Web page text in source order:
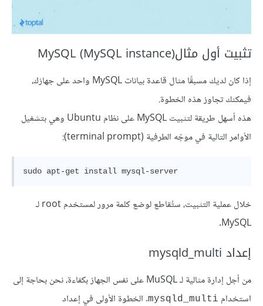
تثبيت أول مثالMySQL (MySQL instance)
إذا كان لديك مسبقًا مثال قاعدة بيانات MySQL واحد على جهازك،
فيمكنك تجاوز هذه الخطوة.
هذه أسهل طريقة لتثبيت MySQL على نظام Ubuntu وهي بتشغيل
الأوامر التالية في موجّه الطرفية (terminal prompt):
sudo apt-get install mysql-server
خلال عملية التثبيت، ستُقاطع لوضع كلمة مرور لمستخدم root لـ
MySQL.
إعداد mysqld_multi
من أجل إدارة مثالية لـ MuSQL على نفس الجهاز بكفاءة، نحن بحاجة إلى
استخدام mysqld_multi. الخطوة الأولى في إعداد